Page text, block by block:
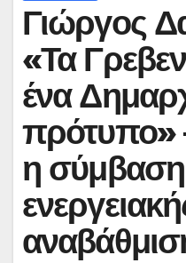
Γιώργος
«Τα
ένα
πρότυπο»
η